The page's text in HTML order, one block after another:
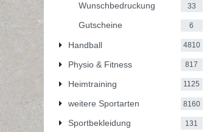
Wunschbedruckung 33
Gutscheine 6
Handball 4810
Physio & Fitness 817
Heimtraining 1125
weitere Sportarten 8160
Sportbekleidung 131